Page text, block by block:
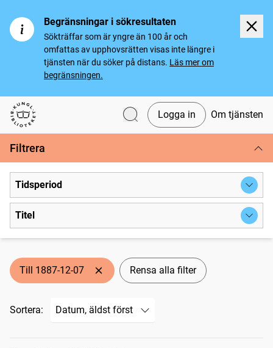
Begränsningar i sökresultaten
Sökträffar som är yngre än 100 år och
omfattas av upphovsrätten visas inte längre i
tjänsten när du söker på distans. Läs mer om
begränsningen.
Svenska tidningar
Logga in Om tjänsten
Filtrera
Tidsperiod
Titel
Till 1887-12-07 Rensa alla filter
Sortera: